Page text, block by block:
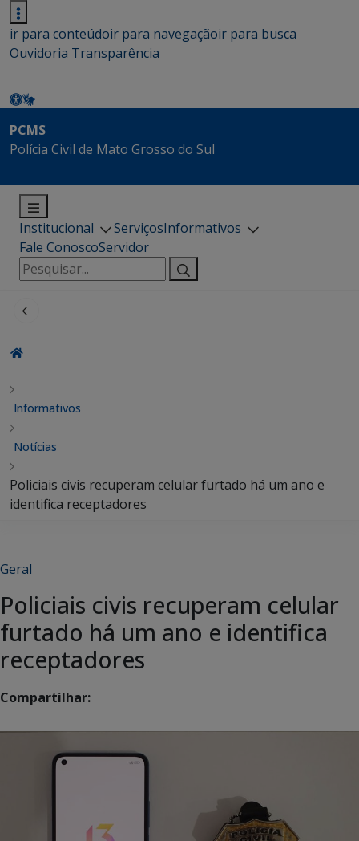
ir para conteúdoir para navegaçãoir para busca
Ouvidoria Transparência
PCMS
Polícia Civil de Mato Grosso do Sul
Institucional ServiçosInformativos
Fale ConoscoServidor
Pesquisar
por:
Informativos
Notícias
Policiais civis recuperam celular furtado há um ano e
identifica receptadores
Geral
Policiais civis recuperam celular
furtado há um ano e identifica
receptadores
Compartilhar: